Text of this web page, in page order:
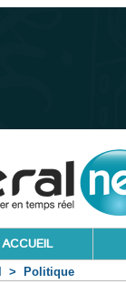
ACCUEIL
> Politique